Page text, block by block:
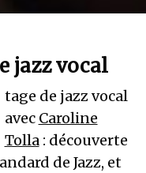
jazz vocal
tage de jazz vocal
avec Caroline
Tolla: découverte
de Jazz, et